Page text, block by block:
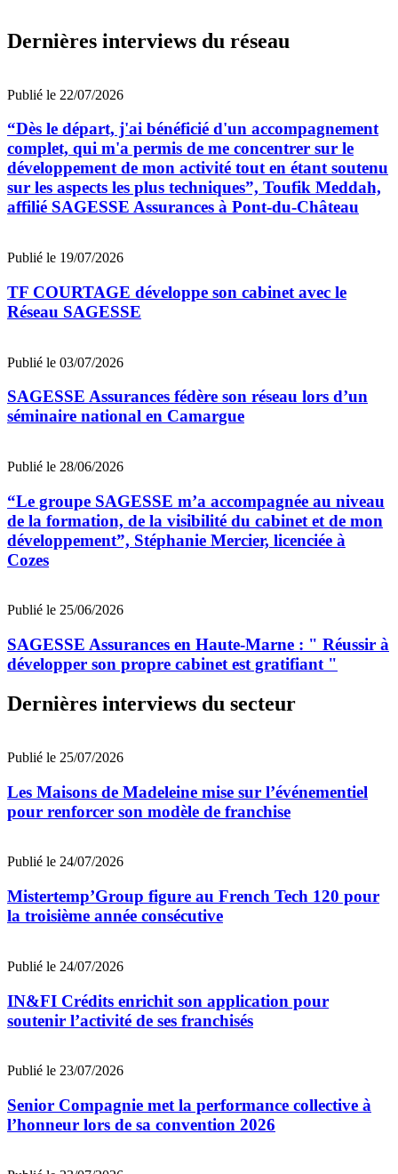
Dernières interviews du réseau
Publié le 22/07/2026
“Dès le départ, j'ai bénéficié d'un accompagnement
complet, qui m'a permis de me concentrer sur le
développement de mon activité tout en étant soutenu
sur les aspects les plus techniques”, Toufik Meddah,
affilié SAGESSE Assurances à Pont-du-Château
Publié le 19/07/2026
TF COURTAGE développe son cabinet avec le
Réseau SAGESSE
Publié le 03/07/2026
SAGESSE Assurances fédère son réseau lors d’un
séminaire national en Camargue
Publié le 28/06/2026
“Le groupe SAGESSE m’a accompagnée au niveau
de la formation, de la visibilité du cabinet et de mon
développement”, Stéphanie Mercier, licenciée à
Cozes
Publié le 25/06/2026
SAGESSE Assurances en Haute-Marne : " Réussir à
développer son propre cabinet est gratifiant "
Dernières interviews du secteur
Publié le 25/07/2026
Les Maisons de Madeleine mise sur l’événementiel
pour renforcer son modèle de franchise
Publié le 24/07/2026
Mistertemp’Group figure au French Tech 120 pour
la troisième année consécutive
Publié le 24/07/2026
IN&FI Crédits enrichit son application pour
soutenir l’activité de ses franchisés
Publié le 23/07/2026
Senior Compagnie met la performance collective à
l’honneur lors de sa convention 2026